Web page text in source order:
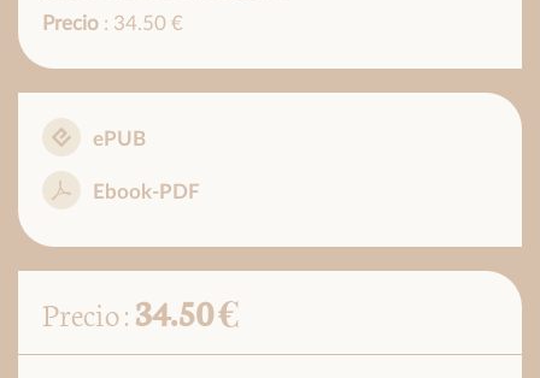
Precio : 34.50 €
ePUB
Ebook-PDF
Precio :34.50 €